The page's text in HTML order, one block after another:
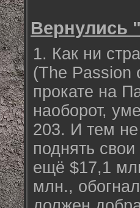
Вернулись
1. Как ни
(The Passion
прокате на
наоборот,
203. И тем
поднять
ещё $17,1
млн.,